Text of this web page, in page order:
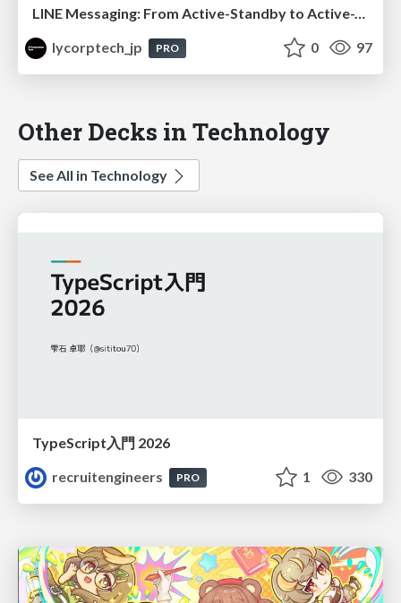
LINE Messaging: From Active-Standby to Active-Active Multi-DC Architecture
lycorptech_jp
PRO 0 97
Other Decks in Technology
See All in Technology
TypeScript入門 2026
recruitengineers
PRO 1 330